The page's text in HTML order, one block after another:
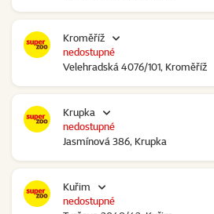
Kroměříž
Velehradská 4076/101, Kroměříž
nedostupné
Krupka
Jasmínová 386, Krupka
nedostupné
Kuřim
nedostupné